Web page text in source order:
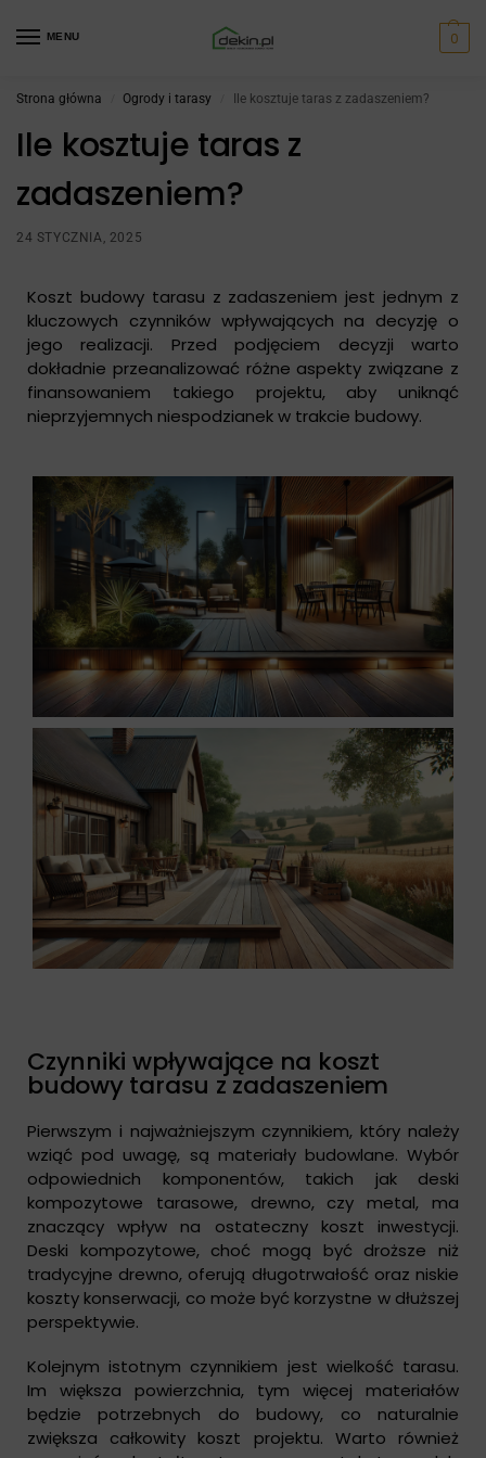
MENU 0
Strona główna Ogrody i tarasy Ile kosztuje taras z zadaszeniem?
Ile kosztuje taras z
zadaszeniem?
24 STYCZNIA, 2025
Koszt budowy tarasu z zadaszeniem jest jednym z
kluczowych czynników wpływających na decyzję o
jego realizacji. Przed podjęciem decyzji warto
dokładnie przeanalizować różne aspekty związane z
finansowaniem takiego projektu, aby uniknąć
nieprzyjemnych niespodzianek w trakcie budowy.
Czynniki wpływające na koszt
budowy tarasu z zadaszeniem
Pierwszym i najważniejszym czynnikiem, który należy
wziąć pod uwagę, są materiały budowlane. Wybór
odpowiednich komponentów, takich jak deski
kompozytowe tarasowe, drewno, czy metal, ma
znaczący wpływ na ostateczny koszt inwestycji.
Deski kompozytowe, choć mogą być droższe niż
tradycyjne drewno, oferują długotrwałość oraz niskie
koszty konserwacji, co może być korzystne w dłuższej
perspektywie.
Kolejnym istotnym czynnikiem jest wielkość tarasu.
Im większa powierzchnia, tym więcej materiałów
będzie potrzebnych do budowy, co naturalnie
zwiększa całkowity koszt projektu. Warto również